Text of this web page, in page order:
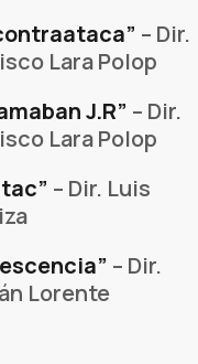
– Dir.
Lara Polop
J.R” – Dir.
Lara Polop
– Dir. Luis
– Dir.
Lorente